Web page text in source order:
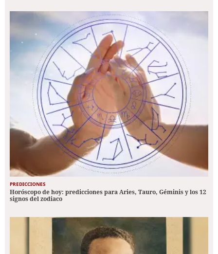
PREDICCIONES
Horóscopo de hoy: predicciones para Aries, Tauro, Géminis y los 12
signos del zodiaco